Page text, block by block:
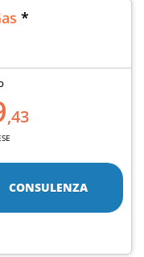
*
,43
CONSULENZA